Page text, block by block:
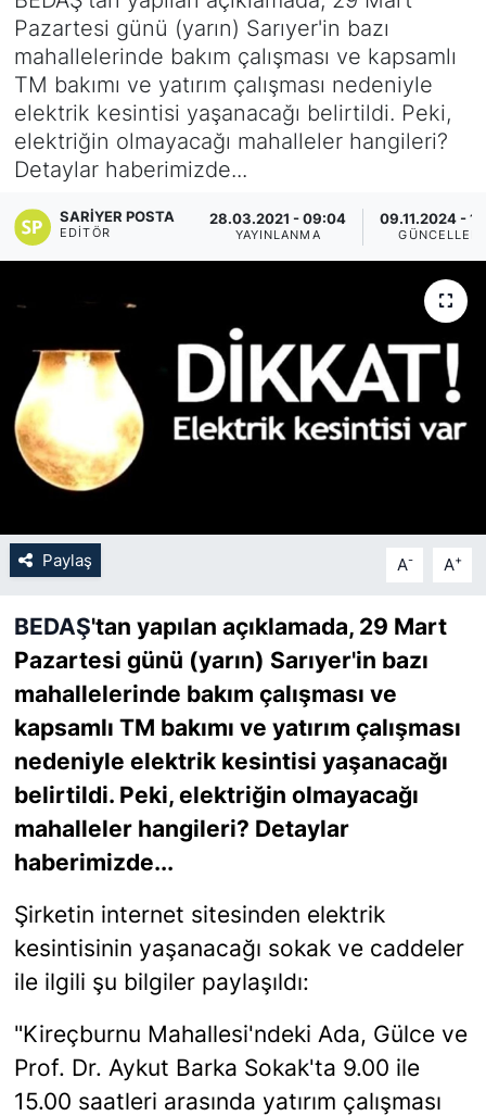
Pazartesi günü (yarın) Sarıyer'in bazı
mahallelerinde bakım çalışması ve kapsamlı
TM bakımı ve yatırım çalışması nedeniyle
elektrik kesintisi yaşanacağı belirtildi. Peki,
elektriğin olmayacağı mahalleler hangileri?
Detaylar haberimizde...
SARIYER POSTA
EDITÖR
28.03.2021 - 09:04
YAYINLANMA
09.11.2024 -
Paylaş A- A+
BEDAŞ'tan yapılan açıklamada, 29 Mart
Pazartesi günü (yarın) Sarıyer'in bazı
mahallelerinde bakım çalışması ve
kapsamlı TM bakımı ve yatırım çalışması
nedeniyle elektrik kesintisi yaşanacağı
belirtildi. Peki, elektriğin olmayacağı
mahalleler hangileri? Detaylar
haberimizde...
Şirketin internet sitesinden elektrik
kesintisinin yaşanacağı sokak ve caddeler
ile ilgili şu bilgiler paylaşıldı:
"Kireçburnu Mahallesi'ndeki Ada, Gülce ve
Prof. Dr. Aykut Barka Sokak'ta 9.00 ile
15.00 saatleri arasında yatırım çalışması
KÖŞE YAZILARI
KÖŞE YAZILARI (Arşiv)
KÜLTÜR SANAT
MAGAZİN
RÖPORTAJ
SARIYER HABERLERİ
SARIYER İMAR BARIŞI
SEKTÖR
SİYASET
SPOR
TEKNOLOJİ
TÜRKİYE VE DÜNYA GÜNDEMİ
VİDEO GALERİ
YAŞAM